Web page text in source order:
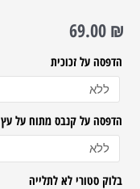
69.00 ₪
הדפסה על זכוכית
הדפסה על קנבס מתוח על עץ
בלוק סטורי לא לתלייה
זהב
על
קנבס
זכוכית